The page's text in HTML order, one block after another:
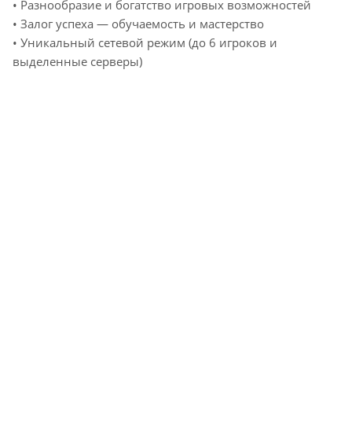
• Разнообразие и богатство игровых возможностей
• Залог успеха — обучаемость и мастерство
• Уникальный сетевой режим (до 6 игроков и
выделенные серверы)